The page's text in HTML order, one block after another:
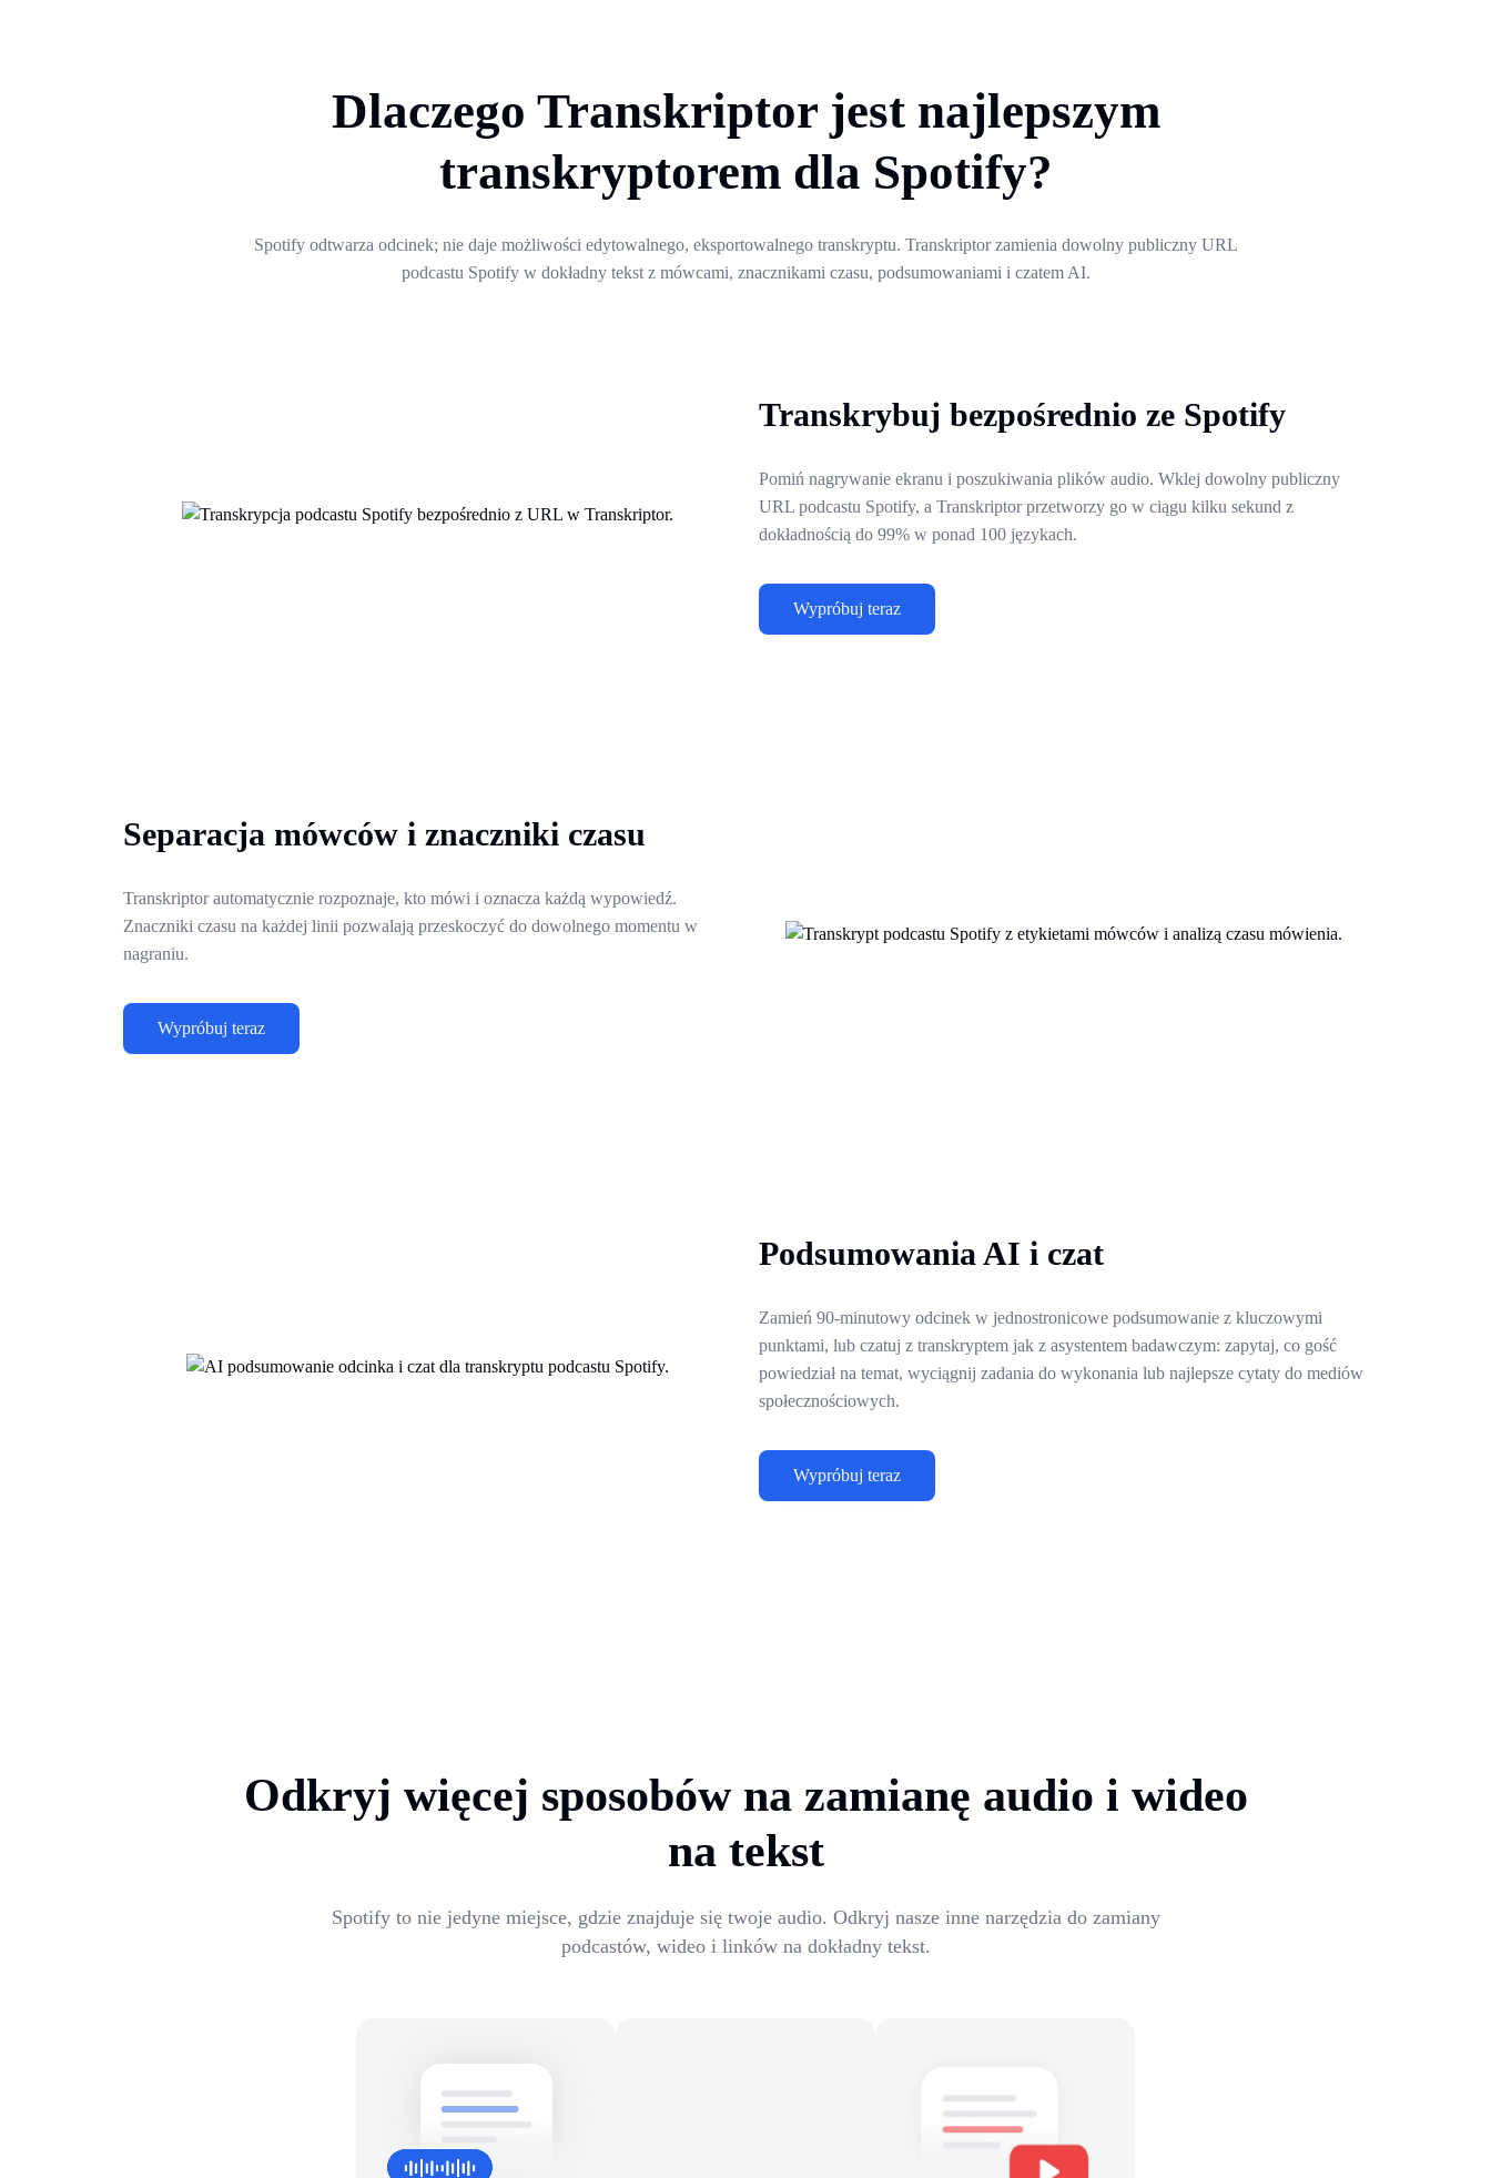
Dlaczego Transkriptor jest najlepszym
transkryptorem dla Spotify?
Spotify odtwarza odcinek; nie daje możliwości edytowalnego, eksportowalnego transkryptu. Transkriptor zamienia dowolny publiczny URL
podcastu Spotify w dokładny tekst z mówcami, znacznikami czasu, podsumowaniami i czatem AI.
Transkrybuj bezpośrednio ze Spotify
Pomiń nagrywanie ekranu i poszukiwania plików audio. Wklej dowolny publiczny
URL podcastu Spotify, a Transkriptor przetworzy go w ciągu kilku sekund z
dokładnością do 99% w ponad 100 językach.
Wypróbuj teraz
Separacja mówców i znaczniki czasu
Transkriptor automatycznie rozpoznaje, kto mówi i oznacza każdą wypowiedź.
Znaczniki czasu na każdej linii pozwalają przeskoczyć do dowolnego momentu w
nagraniu.
Wypróbuj teraz
Podsumowania AI i czat
Zamień 90-minutowy odcinek w jednostronicowe podsumowanie z kluczowymi
punktami, lub czatuj z transkryptem jak z asystentem badawczym: zapytaj, co gość
powiedział na temat, wyciągnij zadania do wykonania lub najlepsze cytaty do mediów
społecznościowych.
Wypróbuj teraz
Odkryj więcej sposobów na zamianę audio i wideo
na tekst
Spotify to nie jedyne miejsce, gdzie znajduje się twoje audio. Odkryj nasze inne narzędzia do zamiany
podcastów, wideo i linków na dokładny tekst.